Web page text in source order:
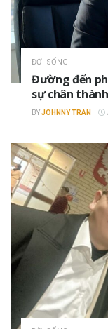
ĐỜI SỐNG
Đường đến
sự chân thành
BYJOHNNY TRAN